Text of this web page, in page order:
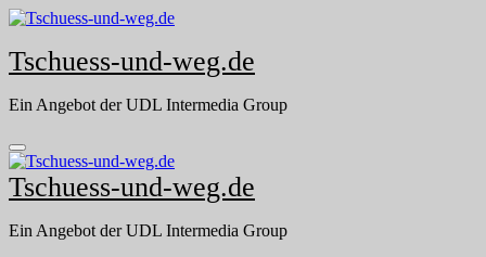
Skip
content
Tschuess-und-weg.de
Ein Angebot der UDL Intermedia Group
Tschuess-und-weg.de
Ein Angebot der UDL Intermedia Group